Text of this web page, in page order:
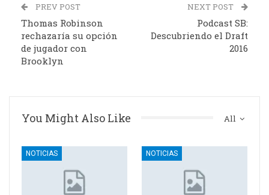
PREV POST
Thomas Robinson
rechazaría su opción
de jugador con
Brooklyn
NEXT POST
Podcast SB:
Descubriendo el Draft
2016
All
You Might Also Like
NOTICIAS NOTICIAS